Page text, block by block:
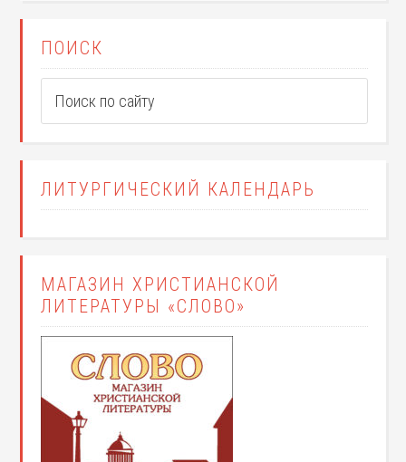
ПОИСК
ЛИТУРГИЧЕСКИЙ КАЛЕНДАРЬ
МАГАЗИН ХРИСТИАНСКОЙ
ЛИТЕРАТУРЫ «СЛОВО»